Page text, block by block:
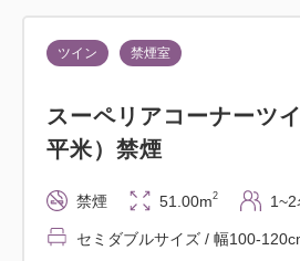
ツイン 禁煙室
スーペリアコーナーツ
平米）禁煙
禁煙 51.00m2 1~2
セミダブルサイズ / 幅100-